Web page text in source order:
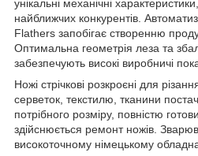
унікальні механічні
найближчих конкурентів.
Flathers запобігає створенню
Оптимальна геометрія леза та
забезпечують високі виробничі
Ножі стрічкові розкроєні для
серветок, текстилю, тканини
потрібного розміру, повністю
здійснюється ремонт ножів.
високоточному німецькому